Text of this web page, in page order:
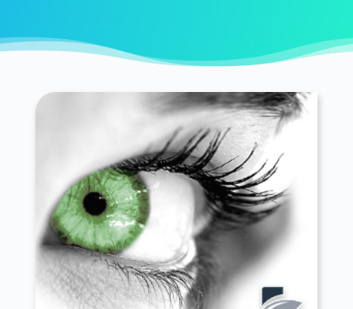
Autouillet 78770
Bazainville 78550
Bazemont 78580
Béhoust 78910
Bennecourt 78270
Beynes 78650
Blaru 78270
Boinville-en-Mantois 78930
Boinville-le-Gaillard 78660
Boinvilliers 78200
Bois-d'Arcy 78390
Boissets 78910
La Boissière-École 78125
Boissy-Mauvoisin 78200
Boissy-sans-Avoir 78490
Bonnelles 78830
Bonnières-sur-Seine 78270
Bouafle 78410
Bougival 78380
Bourdonné 78113
Breuil-Bois-Robert 78930
Bréval 78980
Les Bréviaires 78610
Brueil-en-Vexin 78440
Buc 78530
Buchelay 78200
Bullion 78830
Carrières-sous-Poissy 78955